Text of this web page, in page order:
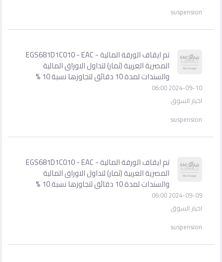
suspension
تم ايقاف الورقة المالية - EGS681D1C010 - EAC
المصرية العربية (ثمار) لتداول الاوراق المالية
والسندات لمدة 10 دقائق لتجاوزها نسبة 10 %
2024-09-10 06:00
اخبار السوق
suspension
تم ايقاف الورقة المالية - EGS681D1C010 - EAC
المصرية العربية (ثمار) لتداول الاوراق المالية
والسندات لمدة 10 دقائق لتجاوزها نسبة 10 %
2024-09-09 06:00
اخبار السوق
suspension